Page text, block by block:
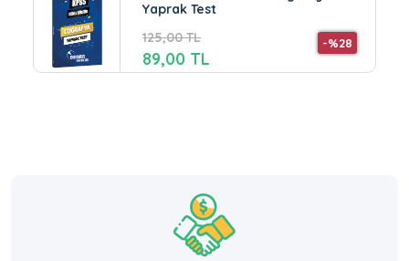
Yaprak Test
125,00 TL
-%28
89,00 TL